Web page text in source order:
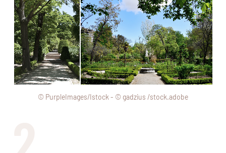
© PurpleImages/Istock - © gadzius /stock.adobe